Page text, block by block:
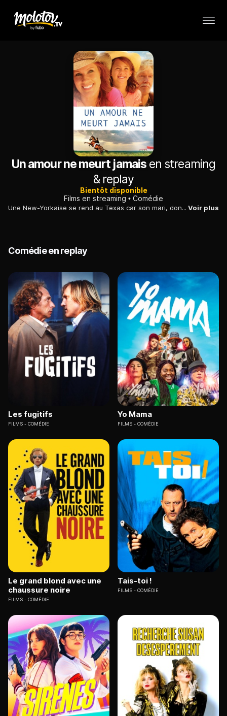
Un amour ne meurt jamaisen streaming
& replay
Bientôt disponible
Films en streaming
Comédie
Une New-Yorkaise se rend au Texas car son mari, dont elle est séparée, demande la garde de leur fille. Elle doit rester sur place pour trouver une solution. Voir plus
Comédie en replay
Les fugitifs
FILMS COMÉDIE
Yo Mama
FILMS COMÉDIE
Le grand blond avec une
chaussure noire
FILMS COMÉDIE
Tais-toi !
FILMS COMÉDIE